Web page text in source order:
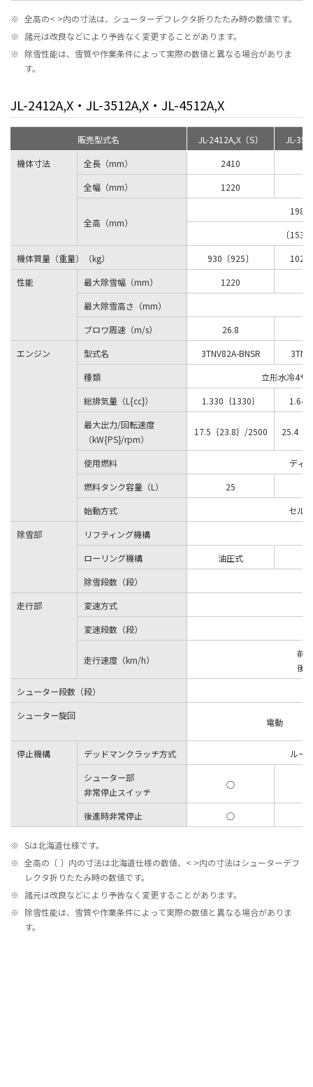
※ 全高の< >内の寸法は、シューターデフレクタ折りたたみ時の数値です。
※ 諸元は改良などにより予告なく変更することがあります。
※ 除雪性能は、雪質や作業条件によって実際の数値と異なる場合がありま
す。
JL-2412A,X・JL-3512A,X・JL-4512A,X
販売型式名 JL-2412A,X〔S〕
JL-
機体寸法
全長（mm） 2410
全幅（mm）
1220
全高（mm）
1985
〔
機体質量（重量）（kg）
930〔925〕
1026
性能
最大除雪幅（mm）
1220
最大除雪高さ（mm）
ブロワ周速（m/s）
26.8
エンジン
型式名 3TNV82A-BNSR
種類
立形水冷4サ
総排気量（L{cc}）
1.330｛1330｝
最大出力/回転速度
（kW{PS}/rpm）
17.5｛23.8｝/2500 25.4｛
使用燃料
ディ
燃料タンク容量（L）
25
始動方式
セル
除雪部
リフティング機構
ローリング機構
油圧式
除雪段数（段）
走行部
変速方式
変速段数（段）
走行速度（km/h）
前
後
シューター段数（段）
シューター旋回
電動
停止機構 デッドマンクラッチ方式
ルー
シューター部
非常停止スイッチ
○
後進時非常停止 ○
※ Sは北海道仕様です。
※ 全高の〔 〕内の寸法は北海道仕様の数値、< >内の寸法はシューターデフ
レクタ折りたたみ時の数値です。
※ 諸元は改良などにより予告なく変更することがあります。
※ 除雪性能は、雪質や作業条件によって実際の数値と異なる場合がありま
す。